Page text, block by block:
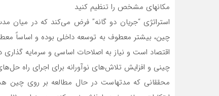
مکانهای مشخص را تنظیم کنید
استراتژی “جریان ‌دو گانه” فرض‌ می‌کند که در میان
چین، بیشتر معطوف به توسعه داخلی بوده و اساساً
اقتصاد است و نیاز به اصلاحات اساسی و سرمایه
چینی و افزایش تلاش‌های نوآورانه برای اجرای راه
محققانی که مدتهاست در حال مطالعه بر روی چین